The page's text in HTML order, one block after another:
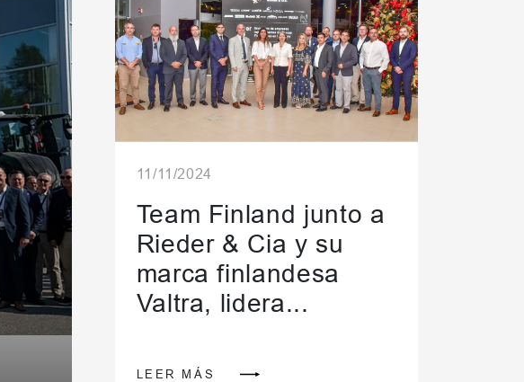
11/11/2024
Team Finland junto a
Rieder & Cia y su
marca finlandesa
Valtra, lidera...
LEER MÁS